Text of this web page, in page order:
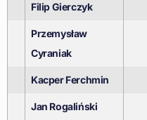
Filip Gierczyk
Przemysław
Cyraniak
Kacper Ferchmin
Jan Rogaliński